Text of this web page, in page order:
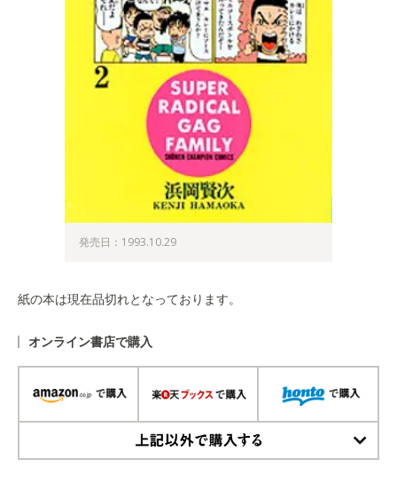
発売日：1993.10.29
紙の本は現在品切れとなっております。
オンライン書店で購入